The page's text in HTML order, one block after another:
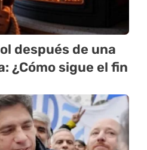
después de una
¿Cómo sigue el fin